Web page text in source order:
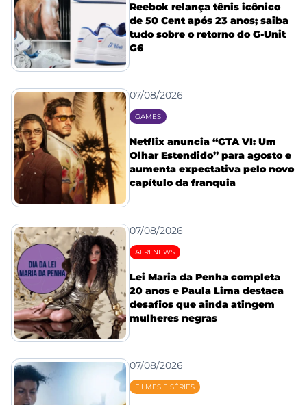
Reebok relança tênis icônico
de 50 Cent após 23 anos; saiba
tudo sobre o retorno do G-Unit
G6
07/08/2026
GAMES
Netflix anuncia “GTA VI: Um
Olhar Estendido” para agosto e
aumenta expectativa pelo novo
capítulo da franquia
07/08/2026
AFRI NEWS
Lei Maria da Penha completa
20 anos e Paula Lima destaca
desafios que ainda atingem
mulheres negras
07/08/2026
FILMES E SÉRIES